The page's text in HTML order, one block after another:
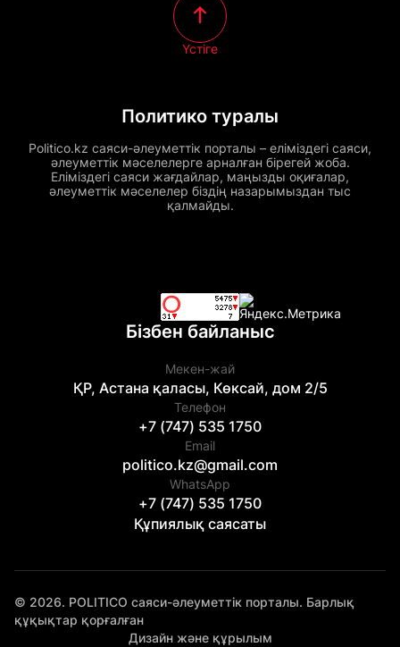
Политико туралы
Politico.kz саяси-әлеуметтік порталы – еліміздегі саяси,
әлеуметтік мәселелерге арналған бірегей жоба.
Еліміздегі саяси жағдайлар, маңызды оқиғалар,
әлеуметтік мәселелер біздің назарымыздан тыс
қалмайды.
Үстіге
Бізбен байланыс
Мекен-жай
ҚР, Астана қаласы, Көксай, дом 2/5
Телефон
+7 (747) 535 1750
Email
politico.kz@gmail.com
WhatsApp
+7 (747) 535 1750
Құпиялық саясаты
© 2026. POLITICO саяси-әлеуметтік порталы. Барлық
құқықтар қорғалған
Дизайн және құрылым